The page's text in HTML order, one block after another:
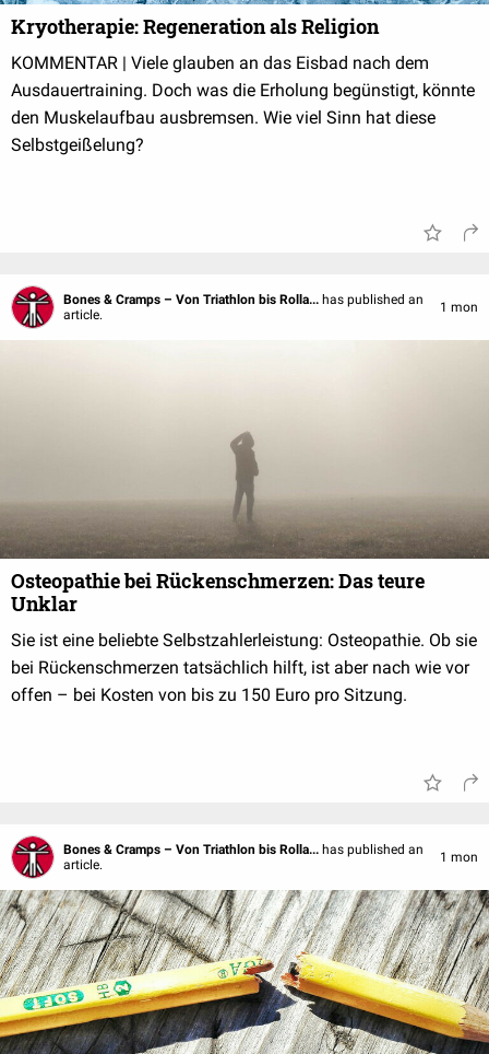
Kryotherapie: Regeneration als Religion
KOMMENTAR | Viele glauben an das Eisbad nach dem
Ausdauertraining. Doch was die Erholung begünstigt, könnte
den Muskelaufbau ausbremsen. Wie viel Sinn hat diese
Selbstgeißelung?
Bones & Cramps – Von Triathlon bis Rolla... has published an
article.
1 mon
Osteopathie bei Rückenschmerzen: Das teure
Unklar
Sie ist eine beliebte Selbstzahlerleistung: Osteopathie. Ob sie
bei Rückenschmerzen tatsächlich hilft, ist aber nach wie vor
offen – bei Kosten von bis zu 150 Euro pro Sitzung.
Bones & Cramps – Von Triathlon bis Rolla... has published an
article.
1 mon